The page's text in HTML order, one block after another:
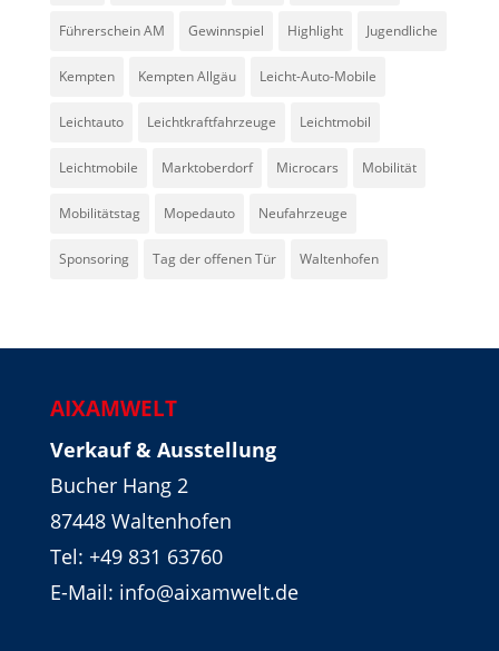
Führerschein AM Gewinnspiel Highlight Jugendliche
Kempten Kempten Allgäu Leicht-Auto-Mobile
Leichtauto Leichtkraftfahrzeuge Leichtmobil
Leichtmobile Marktoberdorf Microcars Mobilität
Mobilitätstag Mopedauto Neufahrzeuge
Sponsoring Tag der offenen Tür Waltenhofen
AIXAMWELT
Verkauf & Ausstellung
Bucher Hang 2
87448 Waltenhofen
Tel: +49 831 63760
E-Mail: info@aixamwelt.de